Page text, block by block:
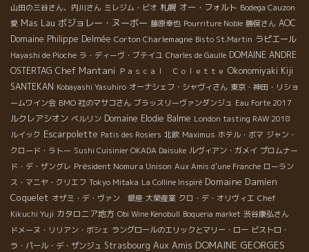
山田の三谷さん、内川さん ミレジム・ビオ 札幌 オー・フォルト Bodega Cauzon
愛 Mas Lau ボジョレー・ヌーボー 藤原幸也 Pourriture Noble 勝俣さん AOC
Domaine Philippe Delmée Corton Charlemagne Bisto St.Martin ラピエール
Hayashi de Pioche ラ・ディーヴ・ブテイユ Charles de Gaulle DOMAINE ANDRE
OSTERTAG Chef Mantani Ｐａｓｃａｌ Ｃｏｌｅｔｔｅ Okonomiyaki Kiji
SANTEKAN Kobayashi Yasuhiro オーナシェフ・シャヴィさん 東京・神田・リショ
ームワイン会 BMO 社のマサコさん ブラッスリーヴァンダンジュ Eau Forte 2017
ルクレアシオン ベルリン Domaine Elodie Balme London tasting RAW 2018
ルイック Escarpolette Patis des Rosiers 北欧 Maximus ホテル・ボマ ジャン・
クロード・ラトー Sushi Cuisinier OKADA Daisuke ルヴィアン・ガメイ プロムナー
ド・デ・ザングレ Président Nomura Unison Aux Amis d’une Franche ローラン
ス・マニヤ・クリエフ Tokyo Mitaka La Colline Inspiré Domaine Damien
Coquelet オザミ・デ・ヴァン 銀座 大榮産業 クロ・デ・オリヴィエ Chef
Kikuchi Yuji カタロニア地方 Obi Wine Kenobull Boqueria market 渋谷康弘さん
ドメーヌ・リリアン・ボシェ ラングロールのエリックとマリー・ロー ビストロ・
ラ・パール・デ・ザンジュ Strasbourg Aux Amis DOMAINE GEORGES